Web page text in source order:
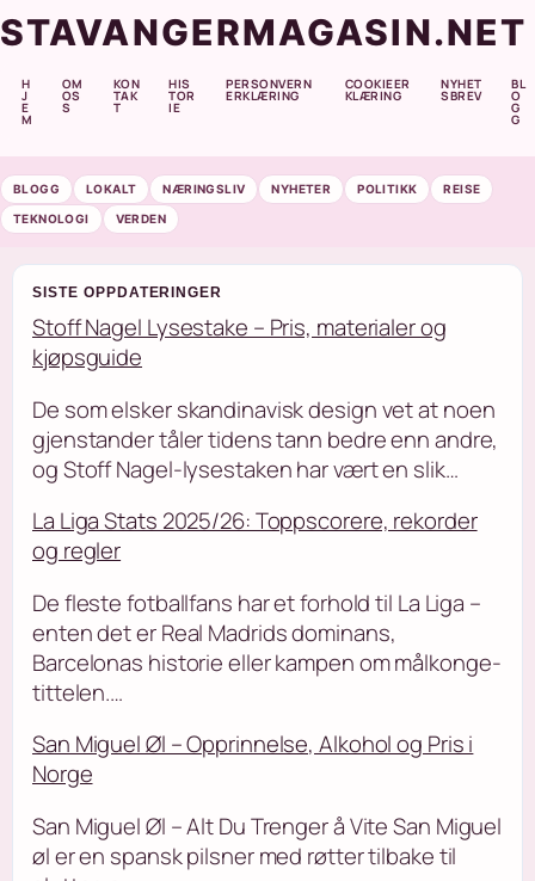
STAVANGERMAGASIN.NET
H
J
E
M
OM
OS
S
KON
TAK
T
HIS
TOR
IE
PERSONVERN
ERKLÆRING
COOKIEER
KLÆRING
NYHET
SBREV
BL
O
G
G
BLOGG LOKALT NÆRINGSLIV NYHETER POLITIKK REISE
TEKNOLOGI VERDEN
SISTE OPPDATERINGER
Stoff Nagel Lysestake – Pris, materialer og
kjøpsguide
De som elsker skandinavisk design vet at noen
gjenstander tåler tidens tann bedre enn andre,
og Stoff Nagel-lysestaken har vært en slik…
La Liga Stats 2025/26: Toppscorere, rekorder
og regler
De fleste fotballfans har et forhold til La Liga –
enten det er Real Madrids dominans,
Barcelonas historie eller kampen om målkonge-
tittelen.…
San Miguel Øl – Opprinnelse, Alkohol og Pris i
Norge
San Miguel Øl – Alt Du Trenger å Vite San Miguel
øl er en spansk pilsner med røtter tilbake til